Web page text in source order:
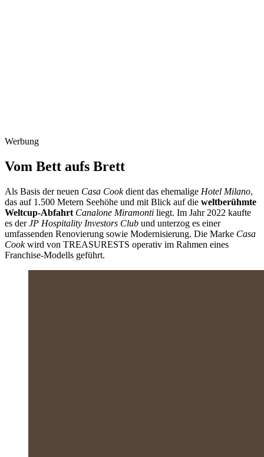
Werbung
Vom Bett aufs Brett
Als Basis der neuen Casa Cookdient das ehemalige Hotel Milano,
das auf 1.500 Metern Seehöhe und mit Blick auf die weltberühmte
Weltcup-Abfahrt Canalone Miramonti liegt. Im Jahr 2022 kaufte
es derJP Hospitality Investors Club und unterzog es einer
umfassenden Renovierung sowie Modernisierung. Die Marke Casa
Cookwird von TREASURESTS operativ im Rahmen eines
Franchise-Modells geführt.